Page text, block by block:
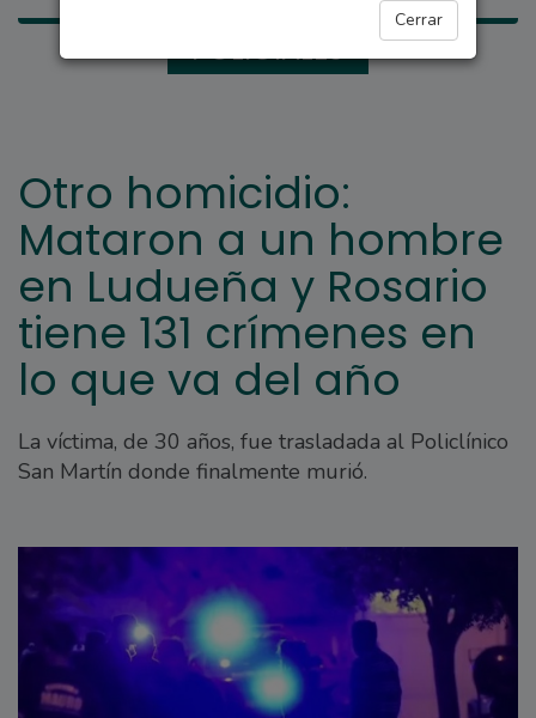
Cerrar
POLICIALES
Otro homicidio:
Mataron a un hombre
en Ludueña y Rosario
tiene 131 crímenes en
lo que va del año
La víctima, de 30 años, fue trasladada al Policlínico
San Martín donde finalmente murió.